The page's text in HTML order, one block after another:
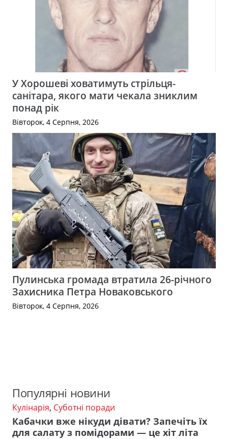
У Хорошеві ховатимуть стрільця-
санітара, якого мати чекала зниклим
понад рік
Вівторок, 4 Серпня, 2026
Пулинська громада втратила 26-річного
Захисника Петра Новаковського
Вівторок, 4 Серпня, 2026
Популярні новини
Кулінарія, Суботні поради
Кабачки вже нікуди дівати? Запечіть їх
для салату з помідорами — це хіт літа